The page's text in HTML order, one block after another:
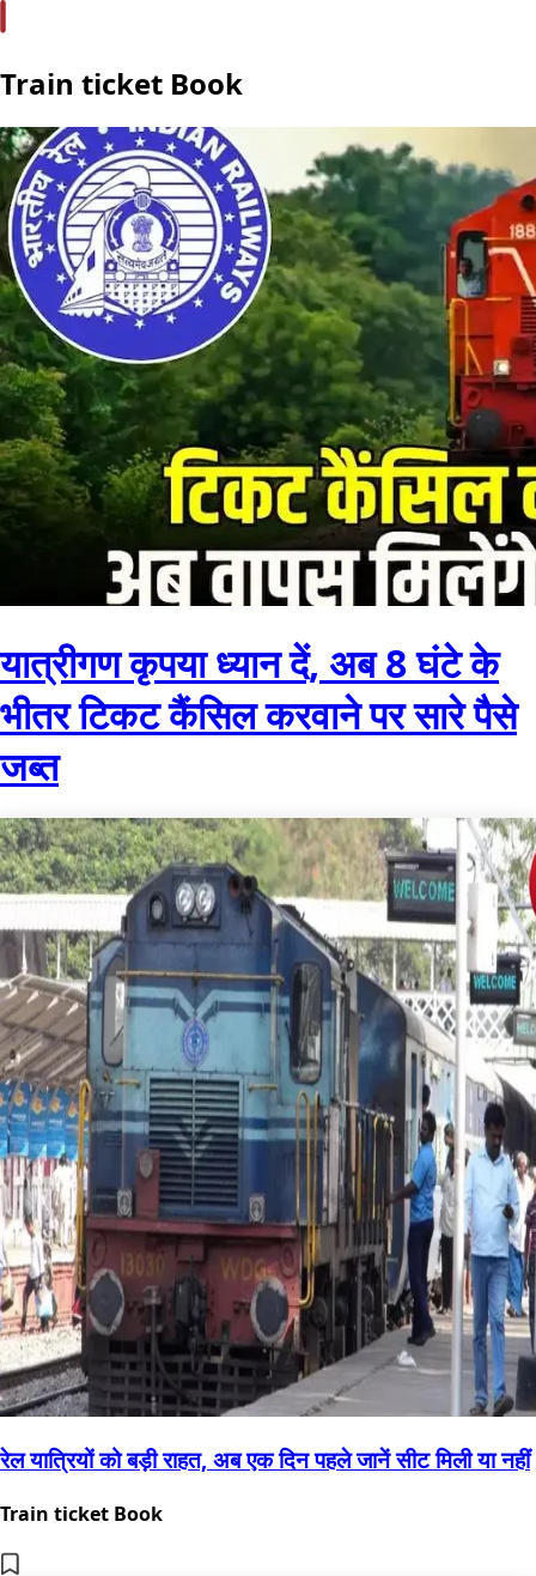
Train ticket Book
यात्रीगण कृपया ध्यान दें, अब 8 घंटे के
भीतर टिकट कैंसिल करवाने पर सारे पैसे
जब्त
रेल यात्रियों को बड़ी राहत, अब एक दिन पहले जानें सीट मिली या नहीं
Train ticket Book